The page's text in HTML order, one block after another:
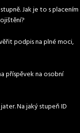
Jak je to s placením
podpis na plné moci,
příspěvek na osobní
Na jaký stupeň ID